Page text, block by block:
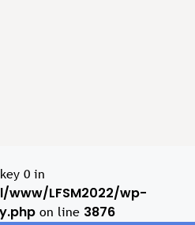
0 in
LFSM2022/wp-
on line 3876